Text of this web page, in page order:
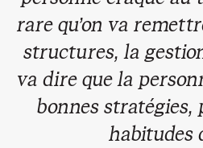
rare qu’on va
structures, la
va dire que la
bonnes stratégies,
habitudes